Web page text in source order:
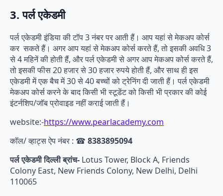
3. पर्ल एकेडमी
पर्ल एकेडमी इंडिया की टॉप 3 नंबर पर आती हैं। आप यहां से मेकअप कोर्स
कर सकते हैं। अगर आप यहां से मेकअप कोर्स करते हैं, तो इसकी अवधि 3
से 4 महिनें की होती हैं, और पर्ल एकेडमी से अगर आप मेकअप कोर्स करते हैं,
तो इसकी फीस 20 हजार से 30 हजार रुपये होती हैं, और साथ ही इस
एकेडमी में एक बैच में 30 से 40 बच्चों को ट्रेनिंग दी जाती हैं। पर्ल एकेडमी
मेकअप कोर्स करने के बाद किसी भी स्टूडेंट को किसी भी प्रकार की कोई
इंटर्नशिप/जॉब प्रोवाइड नहीं कराई जाती हैं।
website:-https://www.pearlacademy.com
कॉल/ व्हाट्स ऐप नंबर : ☎ 8383895094
पर्ल एकेडमी दिल्ली ब्रांच- Lotus Tower, Block A, Friends
Colony East, New Friends Colony, New Delhi, Delhi
110065